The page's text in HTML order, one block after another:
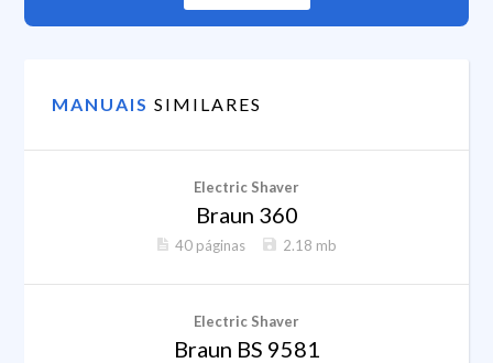
MANUAIS SIMILARES
Electric Shaver
Braun 360
40 páginas 2.18 mb
Electric Shaver
Braun BS 9581